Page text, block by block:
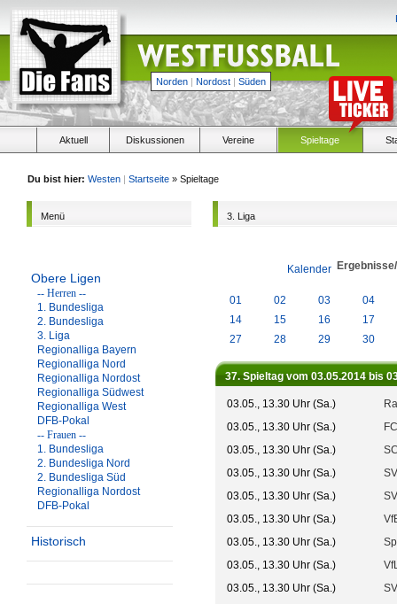
Norden | Nordost | Süden
Aktuell Diskussionen Vereine Spieltage
Du bist hier: Westen | Startseite » Spieltage
Menü
Obere Ligen
-- Herren --
1. Bundesliga
2. Bundesliga
3. Liga
Regionalliga Bayern
Regionalliga Nord
Regionalliga Nordost
Regionalliga Südwest
Regionalliga West
DFB-Pokal
-- Frauen --
1. Bundesliga
2. Bundesliga Nord
2. Bundesliga Süd
Regionalliga Nordost
DFB-Pokal
Historisch
3. Liga
Kalender
01 02 03
04
14
15 16
17
27
28 29 30
37. Spieltag vom 03.05.2014 bis
03.05., 13.30 Uhr (Sa.)
03.05., 13.30 Uhr (Sa.)
03.05., 13.30 Uhr (Sa.)
03.05., 13.30 Uhr (Sa.)
03.05., 13.30 Uhr (Sa.)
03.05., 13.30 Uhr (Sa.)
03.05., 13.30 Uhr (Sa.)
03.05., 13.30 Uhr (Sa.)
03.05., 13.30 Uhr (Sa.)